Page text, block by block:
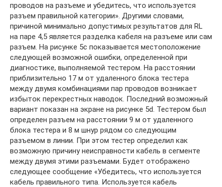
проводов на разъеме и убедитесь, что используется
разъем правильной категории». Другими словами,
причиной минимально допустимых результатов для RL
на паре 4,5 является разделка кабеля на разъеме или сам
разъем. На рисунке 5c показывается местоположение
следующей возможной ошибки, определенной при
диагностике, выполняемой тестером. На расстоянии
приблизительно 17 м от удаленного блока тестера
между двумя комбинациями пар проводов возникает
избыток перекрестных наводок. Последний возможный
вариант показан на экране на рисунке 5d. Тестером был
определен разъем на расстоянии 9 м от удаленного
блока тестера и 8 м шнур рядом со следующим
разъемом в линии. При этом тестер определил как
возможную причину неисправности кабель в сегменте
между двумя этими разъемами. Будет отображено
следующее сообщение «Убедитесь, что используется
кабель правильного типа. Используется кабель